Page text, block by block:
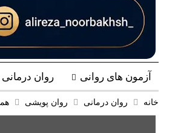
آزمون های روانی روان درمانی
خانه روان درمانی روان پویشی